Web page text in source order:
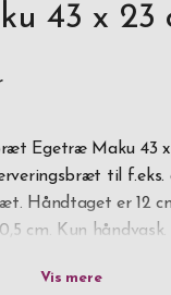
43 x 23
Egetræ Maku 43 x
til
Håndtaget er 12
cm. Kun håndvask.
bliver dette en